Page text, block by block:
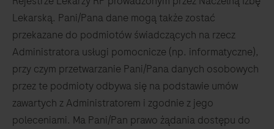
Lekarską. Pani/Pana dane mogą także zostać
przekazane do podmiotów świadczących na rzecz
Administratora usługi pomocnicze (np. informatyczne),
przy czym przetwarzanie Pani/Pana danych osobowych
przez te podmioty odbywa się na podstawie umów
zawartych z Administratorem i zgodnie z jego
poleceniami. Ma Pani/Pan prawo żądania dostępu do